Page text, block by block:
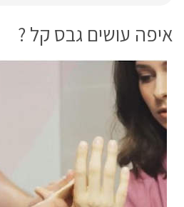
איפה עושים גבס קל ?